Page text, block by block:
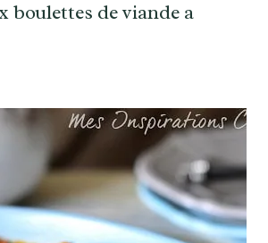
boulettes de viande a